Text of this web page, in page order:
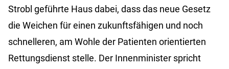
Strobl geführte Haus dabei, dass das neue Gesetz
die Weichen für einen zukunftsfähigen und noch
schnelleren, am Wohle der Patienten orientierten
Rettungsdienst stelle. Der Innenminister spricht